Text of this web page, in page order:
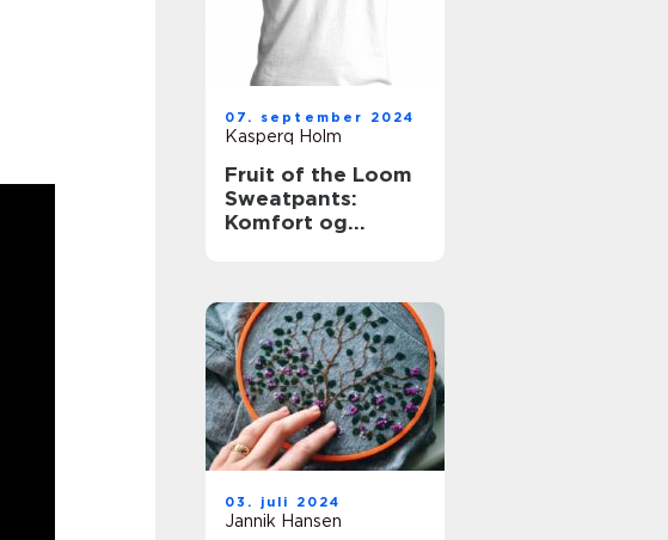
07. september 2024
Kasperq Holm
Fruit of the Loom
Sweatpants:
Komfort og
03. juli 2024
Jannik Hansen